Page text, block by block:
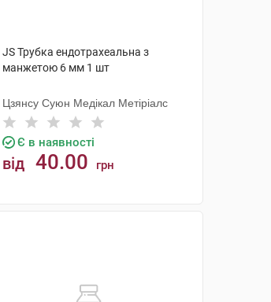
JS Трубка ендотрахеальна з
манжетою 6 мм 1 шт
Цзянсу Суюн Медікал Метіріалс
Є в наявності
від 40.00 грн